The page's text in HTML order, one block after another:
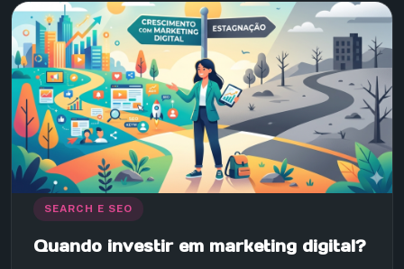
SEARCH E SEO
Quando investir em marketing digital?